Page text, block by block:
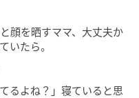
志でもなく、なんと
、永瀬の恋人の美波
美波というキャラク
ら思っています」と
顔を晒すママ、大丈夫か
いたら。
るよね？」寝ていると思